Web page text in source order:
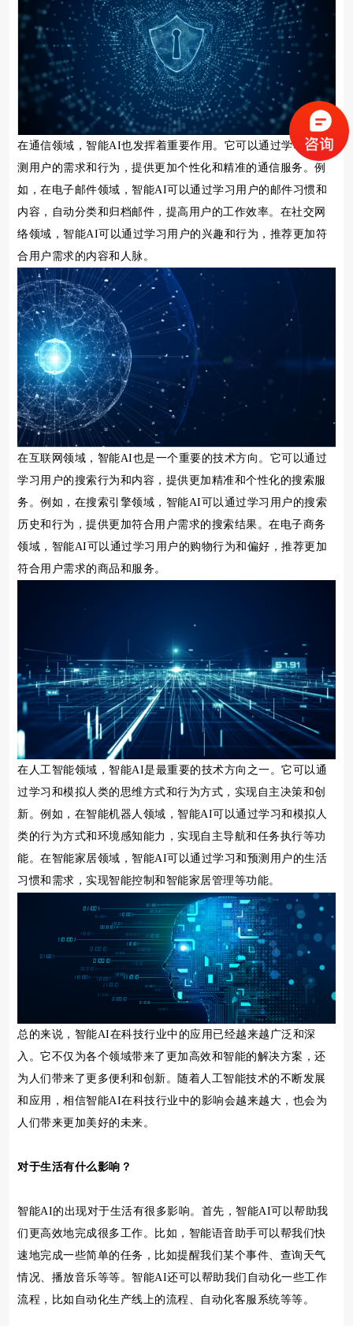
在通信领域，智能AI也发挥着重要作用。它可以通过学习和预
测用户的需求和行为，提供更加个性化和精准的通信服务。例
如，在电子邮件领域，智能AI可以通过学习用户的邮件习惯和
内容，自动分类和归档邮件，提高用户的工作效率。在社交网
络领域，智能AI可以通过学习用户的兴趣和行为，推荐更加符
合用户需求的内容和人脉。
在互联网领域，智能AI也是一个重要的技术方向。它可以通过
学习用户的搜索行为和内容，提供更加精准和个性化的搜索服
务。例如，在搜索引擎领域，智能AI可以通过学习用户的搜索
历史和行为，提供更加符合用户需求的搜索结果。在电子商务
领域，智能AI可以通过学习用户的购物行为和偏好，推荐更加
符合用户需求的商品和服务。
在人工智能领域，智能AI是最重要的技术方向之一。它可以通
过学习和模拟人类的思维方式和行为方式，实现自主决策和创
新。例如，在智能机器人领域，智能AI可以通过学习和模拟人
类的行为方式和环境感知能力，实现自主导航和任务执行等功
能。在智能家居领域，智能AI可以通过学习和预测用户的生活
习惯和需求，实现智能控制和智能家居管理等功能。
总的来说，智能AI在科技行业中的应用已经越来越广泛和深
入。它不仅为各个领域带来了更加高效和智能的解决方案，还
为人们带来了更多便利和创新。随着人工智能技术的不断发展
和应用，相信智能AI在科技行业中的影响会越来越大，也会为
人们带来更加美好的未来。
对于生活有什么影响？
智能AI的出现对于生活有很多影响。首先，智能AI可以帮助我
们更高效地完成很多工作。比如，智能语音助手可以帮我们快
速地完成一些简单的任务，比如提醒我们某个事件、查询天气
情况、播放音乐等等。智能AI还可以帮助我们自动化一些工作
流程，比如自动化生产线上的流程、自动化客服系统等等。